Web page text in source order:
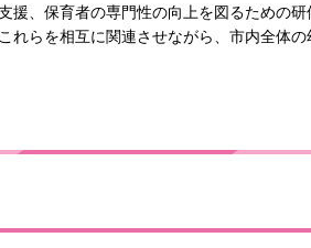
援、保育者の専門性の向上を図るための
れらを相互に関連させながら、市内全体